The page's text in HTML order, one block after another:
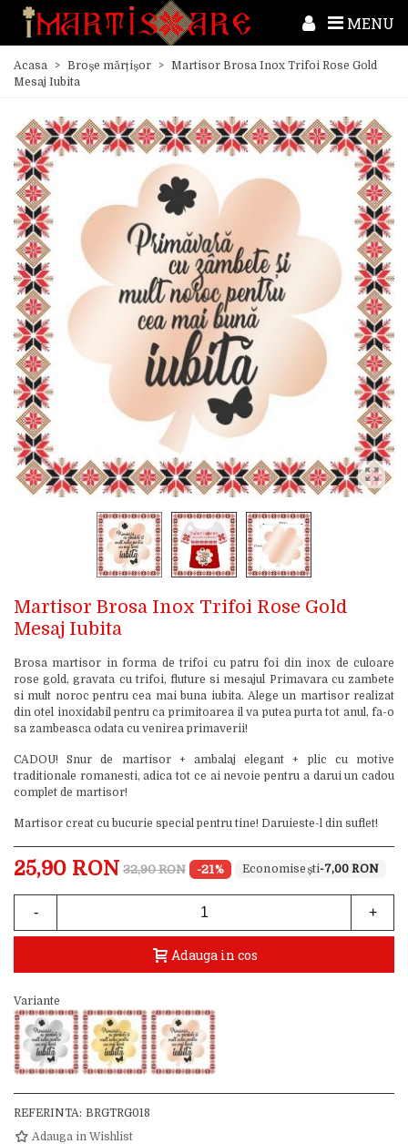
MENU
Acasa > Broșe mărțișor > Martisor Brosa Inox Trifoi Rose Gold
Mesaj Iubita
Martisor Brosa Inox Trifoi Rose Gold
Mesaj Iubita
Brosa martisor in forma de trifoi cu patru foi din inox de culoare
rose gold, gravata cu trifoi, fluture si mesajul Primavara cu zambete
si mult noroc pentru cea mai buna iubita. Alege un martisor realizat
din otel inoxidabil pentru ca primitoarea il va putea purta tot anul, fa-o
sa zambeasca odata cu venirea primaverii!
CADOU! Snur de martisor + ambalaj elegant + plic cu motive
traditionale romanesti, adica tot ce ai nevoie pentru a darui un cadou
complet de martisor!
Martisor creat cu bucurie special pentru tine! Daruieste-l din suflet!
25,90 RON 32,90 RON -21% -7,00 RON
- +
Adauga in cos
Variante
REFERINTA: BRGTRG018
Adauga in Wishlist